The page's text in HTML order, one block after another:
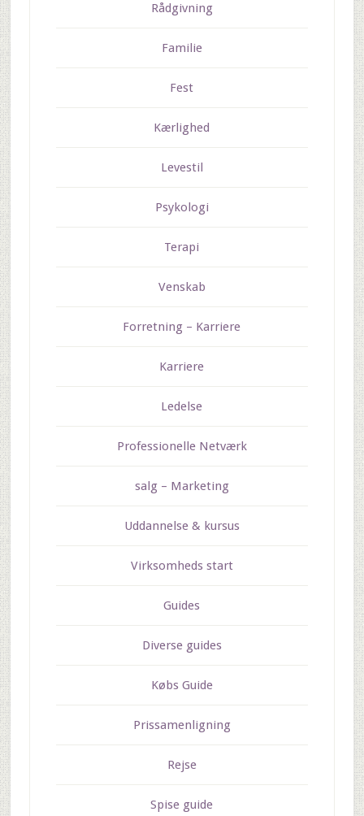
Rådgivning
Familie
Fest
Kærlighed
Levestil
Psykologi
Terapi
Venskab
Forretning – Karriere
Karriere
Ledelse
Professionelle Netværk
salg – Marketing
Uddannelse & kursus
Virksomheds start
Guides
Diverse guides
Købs Guide
Prissamenligning
Rejse
Spise guide